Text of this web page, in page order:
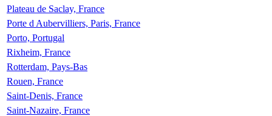
Plateau de Saclay, France
Porte d Aubervilliers, Paris, France
Porto, Portugal
Rixheim, France
Rotterdam, Pays-Bas
Rouen, France
Saint-Denis, France
Saint-Nazaire, France